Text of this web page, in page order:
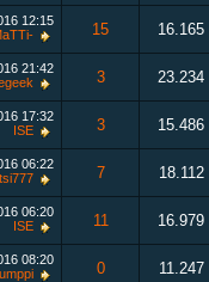
12:15
15 16.165
21:42
3 23.234
17:32
ISE
3 15.486
06:22
7 18.112
06:20
ISE
11 16.979
08:20
0 11.247